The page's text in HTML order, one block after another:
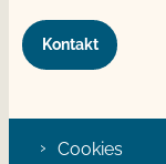
Kontakt
Cookies